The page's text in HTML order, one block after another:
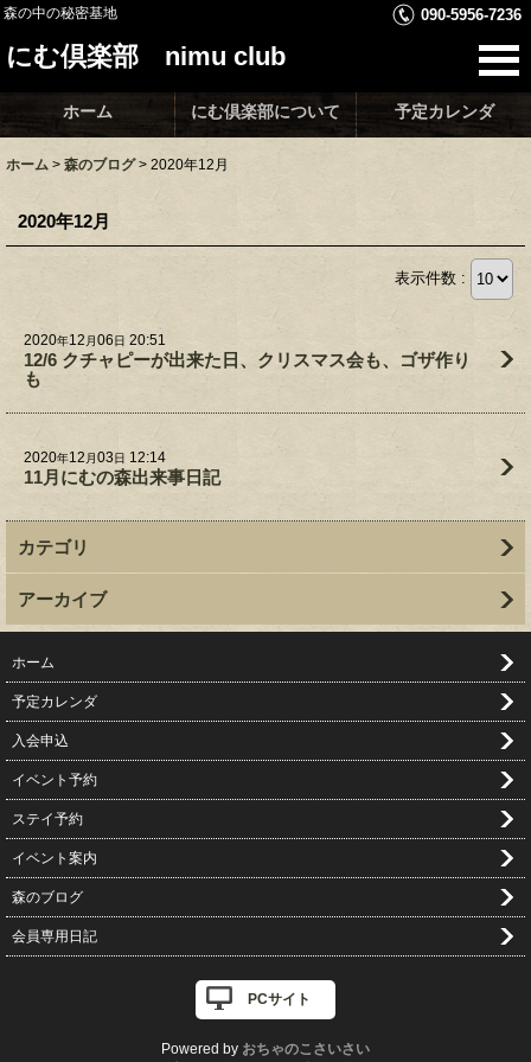
森の中の秘密基地 090-5956-7236
にむ倶楽部 nimu club
ホーム にむ倶楽部について 予定カレンダ
ホーム > 森のブログ > 2020年12月
2020年12月
表示件数 :
2020年12 月06日 20:51
12/6 クチャピーが出来た日、クリスマス会も、ゴザ作り
も
2020年12 月03日 12:14
11月にむの森出来事日記
カテゴリ
アーカイブ
ホーム
予定カレンダ
入会申込
イベント予約
ステイ予約
イベント案内
森のブログ
会員専用日記
PCサイト
Powered by おちゃのこさいさい